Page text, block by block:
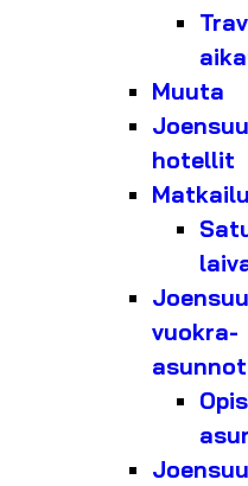
Muuta
hotellit
Matkailu
vuokra-
asunnot